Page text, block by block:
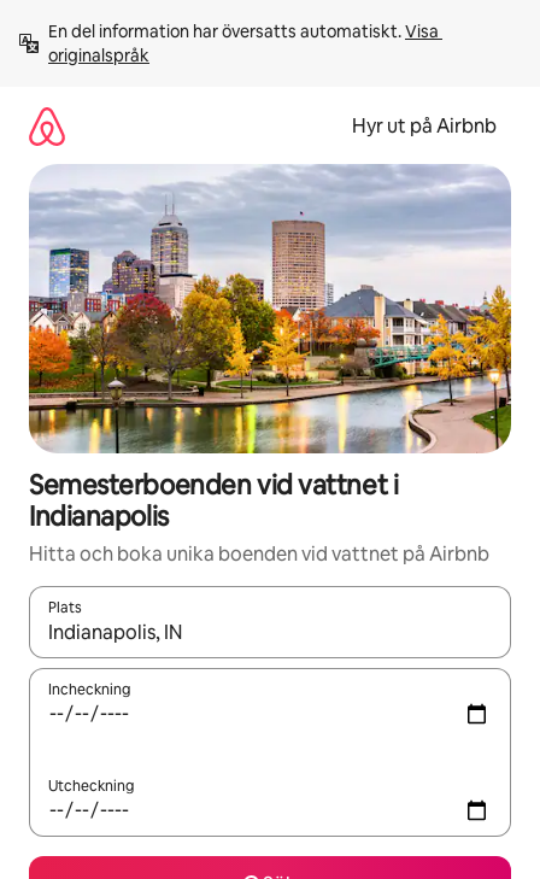
innehåll
En del information har översatts automatiskt. Visa
originalspråk
Hyr ut på Airbnb
Semesterboenden vid vattnet i
Indianapolis
Hitta och boka unika boenden vid vattnet på Airbnb
Plats
När resultaten är tillgängliga kan du navigera med upp- och
Incheckning
Utcheckning